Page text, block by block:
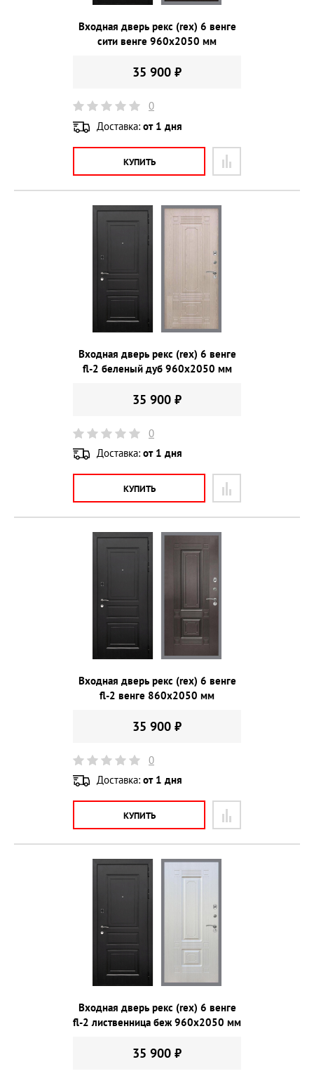
Входная дверь рекс (rex) 6 венге
сити венге 960х2050 мм
35 900 ₽
0
Доставка: от 1 дня
КУПИТЬ
Входная дверь рекс (rex) 6 венге
fl-2 беленый дуб 960х2050 мм
35 900 ₽
0
Доставка: от 1 дня
КУПИТЬ
Входная дверь рекс (rex) 6 венге
fl-2 венге 860х2050 мм
35 900 ₽
0
Доставка: от 1 дня
КУПИТЬ
Входная дверь рекс (rex) 6 венге
fl-2 лиственница беж 960х2050 мм
35 900 ₽